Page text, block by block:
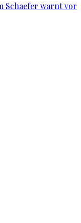
Schaefer warnt vor